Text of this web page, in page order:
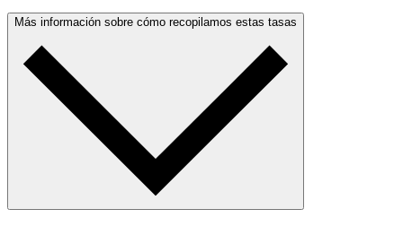
Más información sobre cómo recopilamos estas tasas